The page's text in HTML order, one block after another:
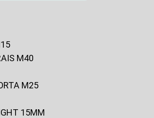
M40
M25
15MM